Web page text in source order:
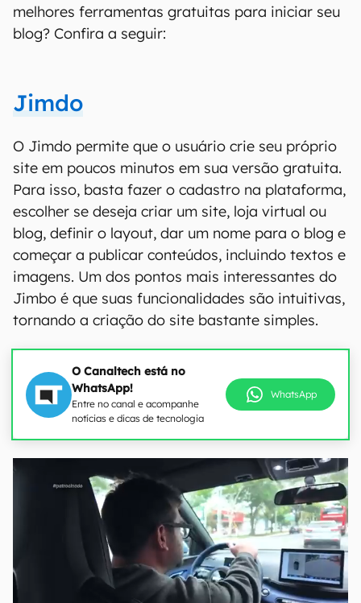
melhores ferramentas gratuitas para iniciar seu
blog? Confira a seguir:
Jimdo
O Jimdo permite que o usuário crie seu próprio
site em poucos minutos em sua versão gratuita.
Para isso, basta fazer o cadastro na plataforma,
escolher se deseja criar um site, loja virtual ou
blog, definir o layout, dar um nome para o blog e
começar a publicar conteúdos, incluindo textos e
imagens. Um dos pontos mais interessantes do
Jimbo é que suas funcionalidades são intuitivas,
tornando a criação do site bastante simples.
O Canaltech está no
WhatsApp!
Entre no canal e acompanhe
notícias e dicas de tecnologia
WhatsApp